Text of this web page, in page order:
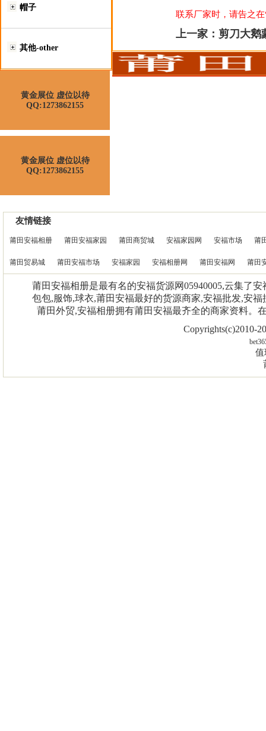
帽子
其他-other
黄金展位 虚位以待
QQ:1273862155
黄金展位 虚位以待
QQ:1273862155
联系厂家时，请告之
上一家： 剪刀大鹅
友情链接
莆田安福相册 莆田安福家园 莆田商贸城 安福家园网 安福市场 莆
莆田贸易城 莆田安福市场 安福家园 安福相册网 莆田安福网 莆田
莆田安福相册是最有名的安福货源网05940005,云集了
包包,服饰,球衣,莆田安福最好的货源商家,安福批发,安
莆田外贸,安福相册拥有莆田安福最齐全的商家资料。
Copyrights(c)2010-
值